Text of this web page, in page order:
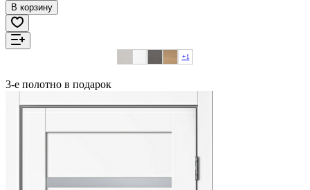
В корзину
+1
3-е полотно в подарок